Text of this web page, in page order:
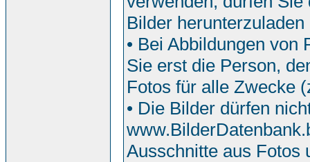
Bilder
• Bei Abbildungen von
Sie erst die Person,
Fotos für alle Zwecke
• Die Bilder dürfen
Ausschnitte aus Fotos